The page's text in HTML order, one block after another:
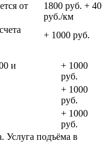
от
1800 руб. + 40
руб./км
+ 1000 руб.
и
+ 1000
руб.
+ 1000
руб.
+ 1000
руб.
Услуга подъёма в